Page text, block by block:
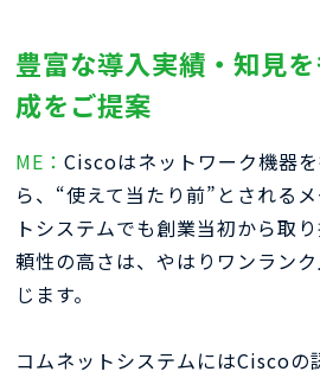
豊富な導入実績・知見
成をご提案
ME：Ciscoはネットワーク機器
ら、“使えて当たり前”とされる
トシステムでも創業当初から取
頼性の高さは、やはりワンラン
じます。
コムネットシステムにはCiscoの